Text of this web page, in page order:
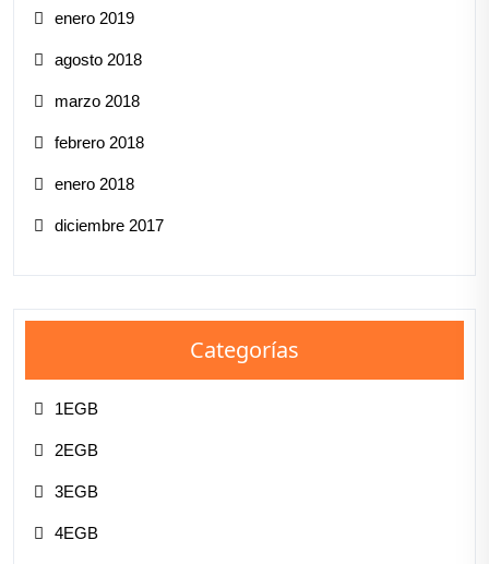
enero 2019
agosto 2018
marzo 2018
febrero 2018
enero 2018
diciembre 2017
Categorías
1EGB
2EGB
3EGB
4EGB